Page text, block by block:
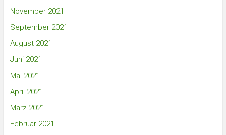
November 2021
September 2021
August 2021
Juni 2021
Mai 2021
April 2021
März 2021
Februar 2021